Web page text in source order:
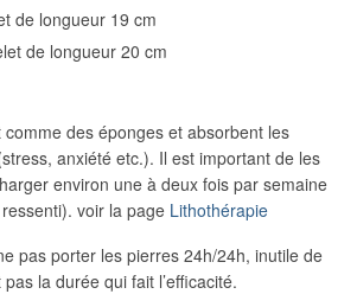
de longueur 19 cm
de longueur 20 cm
des éponges et absorbent les
anxiété etc.). Il est important de les
environ une à deux fois par semaine
voir la page Lithothérapie
pas porter les pierres 24h/24h, inutile de
pas la durée qui fait l’efficacité.